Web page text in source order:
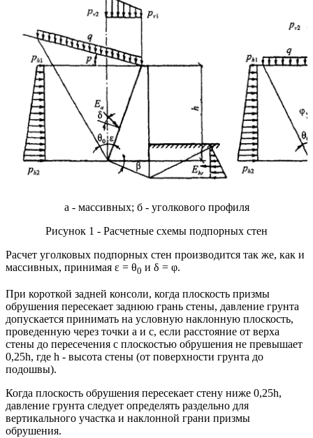
а - массивных; б - уголкового профиля
Рисунок 1 - Расчетные схемы подпорных стен
Расчет уголковых подпорных стен производится так же, как и
массивных, принимая ε = θ0 и δ = φ.
При короткой задней консоли, когда плоскость призмы
обрушения пересекает заднюю грань стены, давление грунта
допускается принимать на условную наклонную плоскость,
проведенную через точки a и c, если расстояние от верха
стены до пересечения с плоскостью обрушения не превышает
0,25h, где h - высота стены (от поверхности грунта до
подошвы).
Когда плоскость обрушения пересекает стену ниже 0,25h,
давление грунта следует определять раздельно для
вертикального участка и наклонной грани призмы
обрушения.